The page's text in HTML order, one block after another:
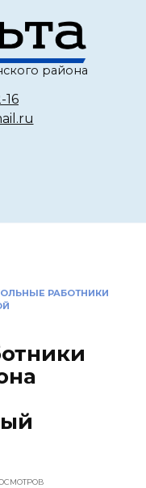
района
16
РАБОТНИКИ